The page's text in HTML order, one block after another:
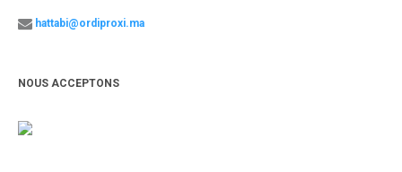
hattabi@ordiproxi.ma
NOUS ACCEPTONS